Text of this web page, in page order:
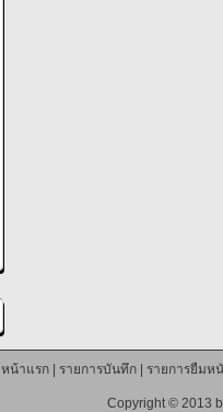
หน้าแรก| รายการบันทึก| รายการยืมห
Copyright © 2013